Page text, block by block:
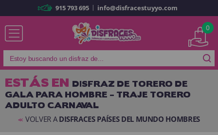
Ya soy cliente
Recordarme ¿Olvidó su contraseña?
ENTRAR
915 793 695 | info@disfracestuyyo.com
0
ESTÁS EN DISFRAZ DE TORERO DE
GALA PARA HOMBRE – TRAJE TORERO
ADULTO CARNAVAL
<< VOLVER ADISFRACES PAÍSES DEL MUNDO HOMBRES